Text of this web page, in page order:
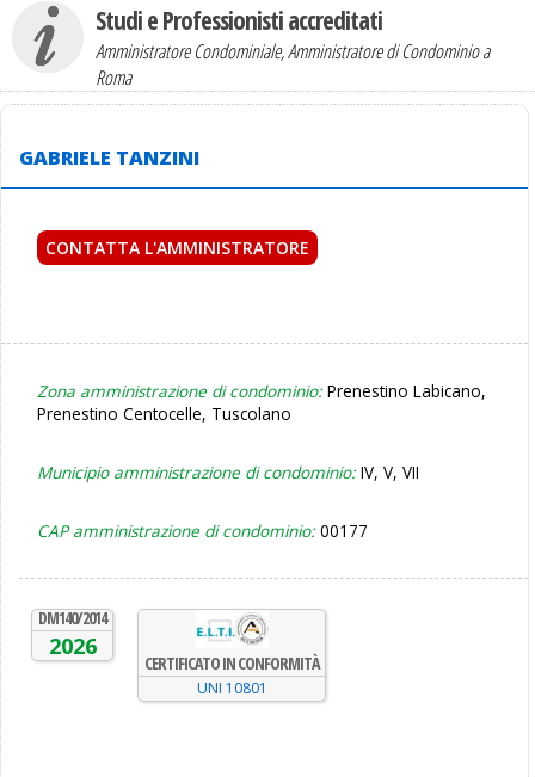
Studi e Professionisti accreditati
Amministratore Condominiale, Amministratore di Condominio a
Roma
GABRIELE TANZINI
CONTATTA L'AMMINISTRATORE
ho letto e accetto laInformativa Privacy
Zona amministrazione di condominio:Prenestino Labicano,
Prenestino Centocelle, Tuscolano
Municipio amministrazione di condominio:IV, V, VII
CAP amministrazione di condominio:00177
DM140/2014
2026
CERTIFICATO IN CONFORMITÀ
UNI 10801